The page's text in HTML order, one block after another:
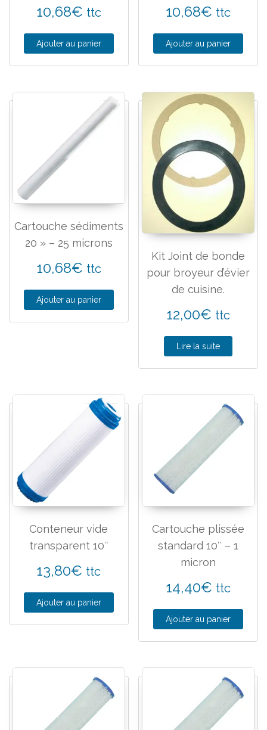
10,68€ ttc
Ajouter au panier
10,68€ ttc
Ajouter au panier
Cartouche sédiments
20 » – 25 microns
10,68€ ttc
Ajouter au panier
Kit Joint de bonde
pour broyeur d’évier
de cuisine.
12,00€ ttc
Lire la suite
Conteneur vide
transparent 10″
13,80€ ttc
Ajouter au panier
Cartouche plissée
standard 10″ – 1
micron
14,40€ ttc
Ajouter au panier